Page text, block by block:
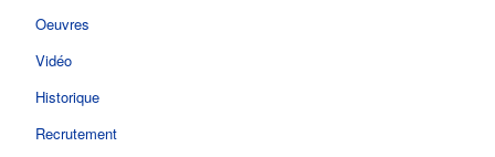
Oeuvres
Vidéo
Historique
Recrutement